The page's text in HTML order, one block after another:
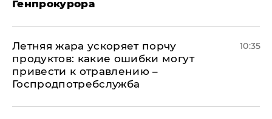
Генпрокурора
Летняя жара ускоряет порчу
продуктов: какие ошибки могут
привести к отравлению –
Госпродпотребслужба
10:35